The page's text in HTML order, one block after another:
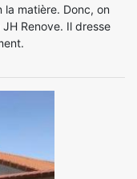
matière. Donc, on
Renove. Il dresse